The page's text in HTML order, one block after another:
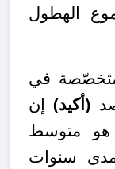
مجموع الهطول
في
(أكيد)إن
هو متوسط
سنوات